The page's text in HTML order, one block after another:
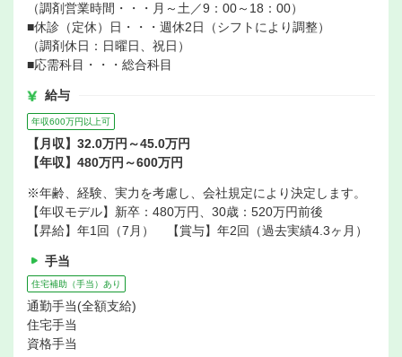
（調剤営業時間・・・月～土／9：00～18：00）
■休診（定休）日・・・週休2日（シフトにより調整）
（調剤休日：日曜日、祝日）
■応需科目・・・総合科目
給与
年収600万円以上可
【月収】32.0万円～45.0万円
【年収】480万円～600万円
※年齢、経験、実力を考慮し、会社規定により決定します。
【年収モデル】新卒：480万円、30歳：520万円前後
【昇給】年1回（7月） 【賞与】年2回（過去実績4.3ヶ月）
手当
住宅補助（手当）あり
通勤手当(全額支給)
住宅手当
資格手当